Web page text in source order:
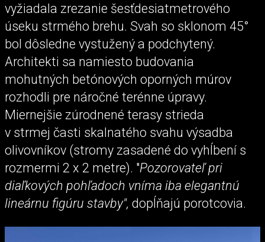
vyžiadala zrezanie šesťdesiatmetrového
úseku strmého brehu. Svah so sklonom 45°
bol dôsledne vystužený a podchytený.
Architekti sa namiesto budovania
mohutných betónových oporných múrov
rozhodli pre náročné terénne úpravy.
Miernejšie zúrodnené terasy strieda
v strmej časti skalnatého svahu výsadba
olivovníkov (stromy zasadené do vyhĺbení s
rozmermi 2 x 2 metre). "Pozorovateľ pri
diaľkových pohľadoch vníma iba elegantnú
lineárnu figúru stavby", dopĺňajú porotcovia.